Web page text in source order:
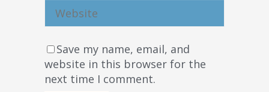
Save my name, email, and
website in this browser for the
next time I comment.